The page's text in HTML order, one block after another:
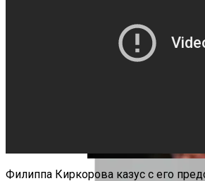
Продолжение
Вместе»: Когда
Филиппа Киркорова казус с его